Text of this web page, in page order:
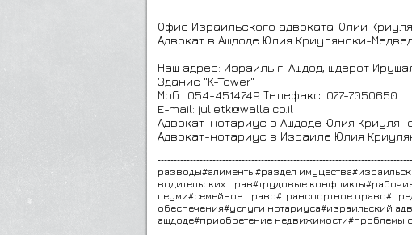
Офис Израильского адвоката Юлии
Адвокат в Ашдоде Юлия Криулянски-
Наш адрес: Израиль г. Ашдод, шдерот
Здание "K-Tower"
Моб.: 054-4514749 Телефакс: 077-7050650.
E-mail: julietk@walla.co.il
Адвокат-нотариус в Ашдоде Юлия
Адвокат-нотариус в Израиле Юлия
разводы#алименты#раздел
водительских прав#трудовые
леуми#семейное право#транспортное
обеспечения#услуги нотариуса#израильский
ашдоде#приобретение недвижимости#проблемы